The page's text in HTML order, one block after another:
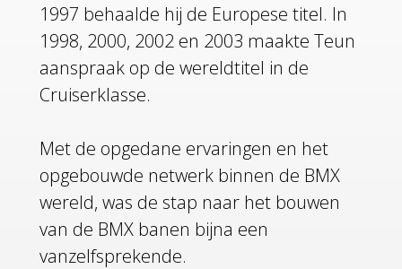
1997 behaalde hij de Europese titel. In
1998, 2000, 2002 en 2003 maakte Teun
aanspraak op de wereldtitel in de
Cruiserklasse.
Met de opgedane ervaringen en het
opgebouwde netwerk binnen de BMX
wereld, was de stap naar het bouwen
van de BMX banen bijna een
vanzelfsprekende.